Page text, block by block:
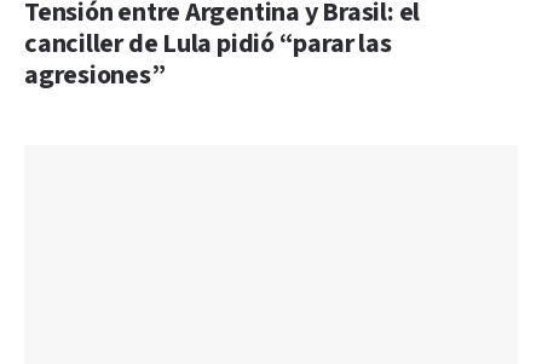
Tensión entre Argentina y Brasil: el
canciller de Lula pidió “parar las
agresiones”